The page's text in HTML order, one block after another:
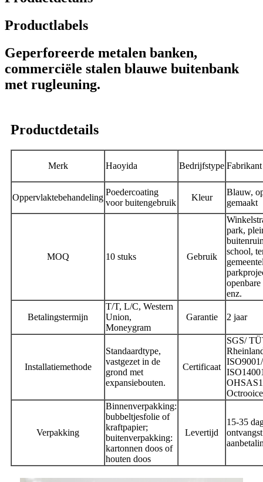
Productlabels
Geperforeerde metalen banken,
commerciële stalen blauwe buitenbank
met rugleuning.
Productdetails
Merk Haoyida Bedrijfstype Fabrikant
Oppervlaktebehandeling
Poedercoating
voor buitengebruik
Kleur
Blauw,
gemaakt
MOQ 10 stuks Gebruik
park,
school,
enz.
Betalingstermijn
T/T, L/C, Western
Union,
Moneygram
Garantie 2 jaar
Installatiemethode
Standaardtype,
vastgezet in de
grond met
expansiebouten.
Certificaat
SGS/
ISO9001/
Verpakking
Binnenverpakking:
bubbeltjesfolie of
kraftpapier;
buitenverpakking:
kartonnen doos of
houten doos
Levertijd
15-35